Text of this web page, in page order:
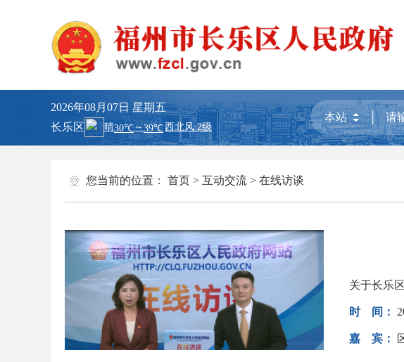
2026年08月07日 星期五
长乐区
您当前的位置： 首页 > 互动交流 > 在线访谈
关于长乐
时 间：
嘉 宾：